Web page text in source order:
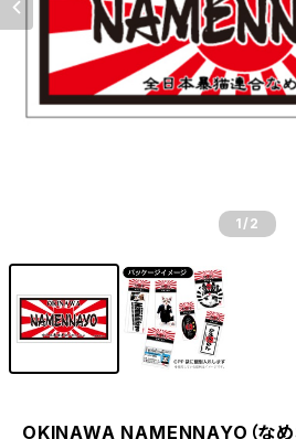
1 /2
OKINAWA NAMENNAYO（なめ